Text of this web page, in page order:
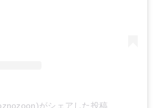
がシェアした投稿